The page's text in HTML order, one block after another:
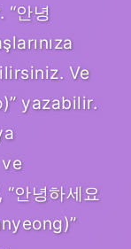
안녕
Ve
yazabilir.
안녕하세요